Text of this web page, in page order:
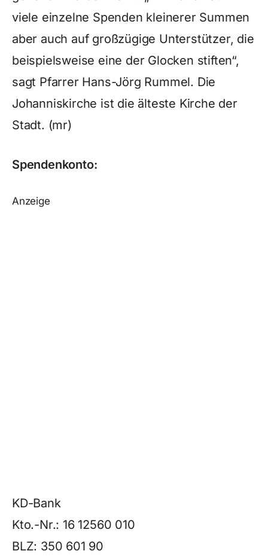
viele einzelne Spenden kleinerer Summen
aber auch auf großzügige Unterstützer, die
beispielsweise eine der Glocken stiften“,
sagt Pfarrer Hans-Jörg Rummel. Die
Johanniskirche ist die älteste Kirche der
Stadt. (mr)
Spendenkonto:
Anzeige
KD-Bank
Kto.-Nr.: 16 12560 010
BLZ: 350 601 90